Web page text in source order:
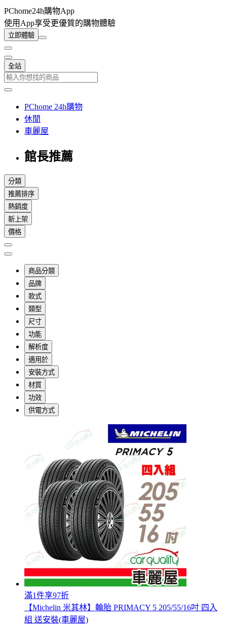
PChome24h購物App
使用App享受更優質的購物體驗
立即體驗
全站
PChome 24h購物
休閒
車麗屋
館長推薦
分類
推薦排序
熱銷度
新上架
價格
商品分類
品牌
款式
類型
尺寸
功能
解析度
適用於
安裝方式
材質
功效
供電方式
滿1件享97折
【Michelin 米其林】輪胎 PRIMACY 5 205/55/16吋 四入
組 送安裝(車麗屋)